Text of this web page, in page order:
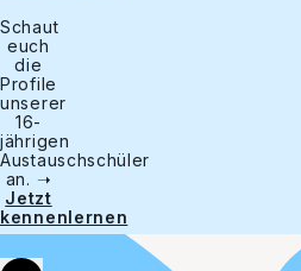
Schaut
euch
die
Profile
unserer
16-
jährigen
Austauschschüler
an. ➝
Jetzt
kennenlernen